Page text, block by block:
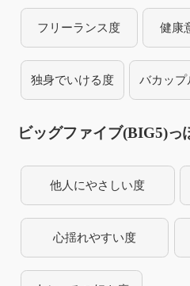
フリーランス度 健康
独身でいける度 バカップ
ビッグファイブ(BIG5)っ
他人にやさしい度
心揺れやすい度